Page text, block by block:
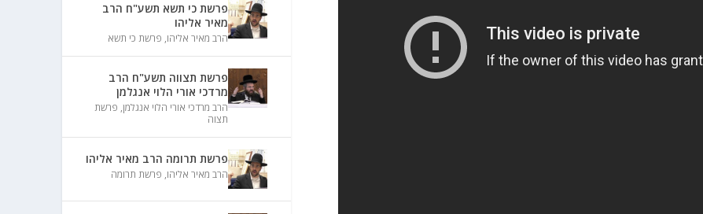
פרשת כי תשא תשע"ח הרב
מאיר אליהו
הרב מאיר אליהו, פרשת כי תשא
פרשת תצווה תשע"ח הרב
מרדכי אורי הלוי אנגלמן
הרב מרדכי אורי הלוי אנגלמן, פרשת
תצוה
פרשת תרומה הרב מאיר אליהו
הרב מאיר אליהו, פרשת תרומה